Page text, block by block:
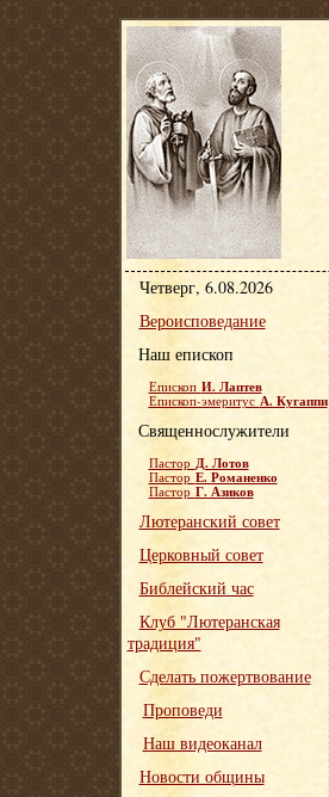
Четверг, 6.08.2026
Вероисповедание
Наш епископ
Епископ И. Лаптев
Епископ-эмеритус А. Кугаппи
Священнослужители
Пастор Д. Лотов
Пастор Е. Романенко
Пастор Г. Азиков
Лютеранский совет
Церковный совет
Библейский час
Клуб "Лютеранская
традиция"
Сделать пожертвование
Проповеди
Наш видеоканал
Новости общины